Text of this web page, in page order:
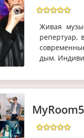
Живая
репертуар,
дым.
MyRoom5